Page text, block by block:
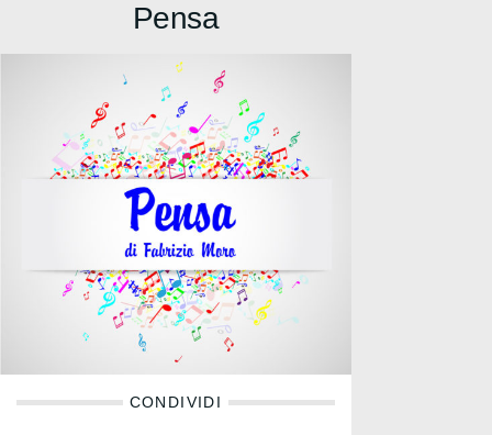
Pensa
CONDIVIDI